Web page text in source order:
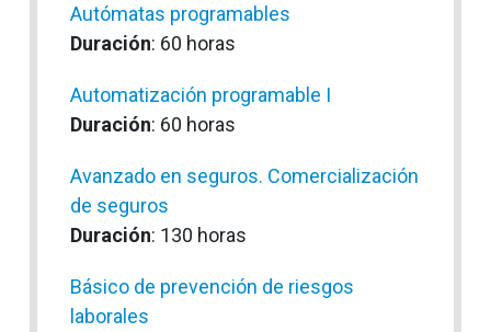
Autómatas programables
Duración: 60 horas
Automatización programable I
Duración: 60 horas
Avanzado en seguros. Comercialización
de seguros
Duración: 130 horas
Básico de prevención de riesgos
laborales